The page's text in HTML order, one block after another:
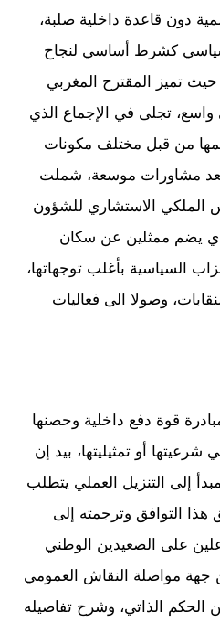
دون قاعدة داخلية صلبة،
كشرط أساسي لنجاح
حيث تميز المقترح المغربي
واسع، تجلى في الإجماع الذي
من قبل مختلف مكونات
مشاورات موسعة، شملت
الاستشاري للشؤون
يضم ممثلين عن سكان
السياسية بأغلب توجهاتها،
وصولا الى فعاليات
قوة دفع داخلية وحصنها
أو تمثيليتها، بيد إن
إلى التنزيل العملي يتطلب
هذا التوافق وترجمته إلى
على الصعيدين الوطني
جهة مواصلة النقاش العمومي
الحكم الذاتي، وشرح تفاصيله